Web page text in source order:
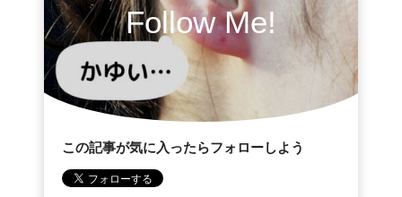
Follow Me!
この記事が気に入ったらフォローしよう